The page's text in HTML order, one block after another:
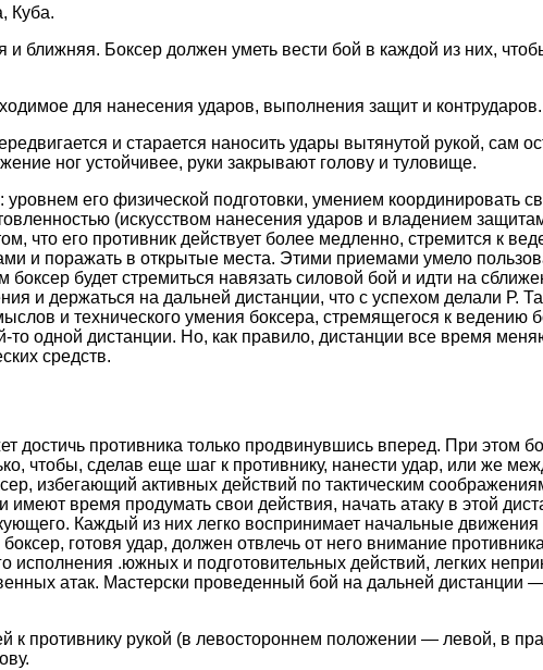
Куба.
ближняя. Боксер должен уметь вести бой в каждой из них,
для нанесения ударов, выполнения защит и контрударов.
и старается наносить удары вытянутой рукой, сам
ног устойчивее, руки закрывают голову и туловище.
его физической подготовки, умением координировать
(искусством нанесения ударов и владением
что его противник действует более медленно, стремится к
и поражать в открытые места. Этими приемами умело
будет стремиться навязать силовой бой и идти на
и держаться на дальней дистанции, что с успехом делали Р.
и технического умения боксера, стремящегося к ведению
то одной дистанции. Но, как правило, дистанции все время
средств.
достичь противника только продвинувшись вперед. При этом
чтобы, сделав еще шаг к противнику, нанести удар, или же
избегающий активных действий по тактическим
время продумать свои действия, начать атаку в этой
Каждый из них легко воспринимает начальные движения
готовя удар, должен отвлечь от него внимание
исполнения .южных и подготовительных действий, легких
атак. Мастерски проведенный бой на дальней дистанции
к противнику рукой (в левостороннем положении — левой, в